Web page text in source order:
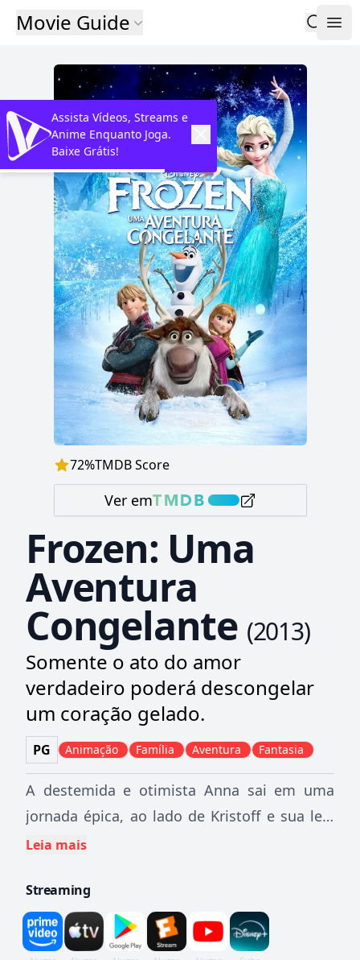
Movie Guide
72%TMDB Score
Ver em
Frozen: Uma
Aventura
Congelante (2013)
Somente o ato do amor
verdadeiro poderá descongelar
um coração gelado.
PG Animação Família Aventura Fantasia
A destemida e otimista Anna sai em uma
jornada épica, ao lado de Kristoff e sua leal
rena Sven, para encontrar sua irmã Elsa,
reino de Arendelle em um inverno eterno.
Encontrando condições de Everest, trolls
místicos e um hilário boneco de neve
Leia mais
Streaming
Assista Vídeos, Streams e
Anime Enquanto Joga.
Baixe Grátis!